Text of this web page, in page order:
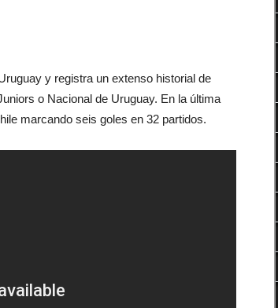
y registra un extenso historial de
o Nacional de Uruguay. En la última
marcando seis goles en 32 partidos.